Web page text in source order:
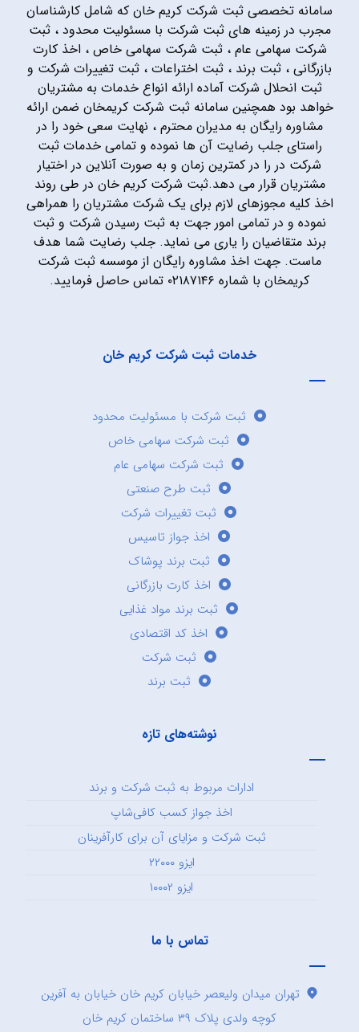
سامانه تخصصی ثبت شرکت کریم خان که شامل کارشناسان
مجرب در زمینه های ثبت شرکت با مسئولیت محدود ، ثبت
شرکت سهامی عام ، ثبت شرکت سهامی خاص ، اخذ کارت
بازرگانی ، ثبت برند ، ثبت اختراعات ، ثبت تغییرات شرکت و
ثبت انحلال شرکت آماده ارائه انواع خدمات به مشتریان
خواهد بود همچنین سامانه ثبت شرکت کریمخان ضمن ارائه
مشاوره رایگان به مدیران محترم ، نهایت سعی خود را در
راستای جلب رضایت آن ها نموده و تمامی خدمات ثبت
شرکت در را در کمترین زمان و به صورت آنلاین در اختیار
مشتریان قرار می دهد.ثبت شرکت کریم خان در طی روند
اخذ کلیه مجوزهای لازم برای یک شرکت مشتریان را همراهی
نموده و در تمامی امور جهت به ثبت رسیدن شرکت و ثبت
برند متقاضیان را یاری می نماید. جلب رضایت شما هدف
ماست. جهت اخذ مشاوره رایگان از موسسه ثبت شرکت
کریمخان با شماره ۰۲۱۸۷۱۴۶ تماس حاصل فرمایید.
خدمات ثبت شرکت کریم خان
ثبت شرکت با مسئولیت محدود
ثبت شرکت سهامی خاص
ثبت شرکت سهامی عام
ثبت طرح صنعتی
ثبت تغییرات شرکت
اخذ جواز تاسیس
ثبت برند پوشاک
اخذ کارت بازرگانی
ثبت برند مواد غذایی
اخذ کد اقتصادی
ثبت شرکت
ثبت برند
نوشته‌های تازه
ادارات مربوط به ثبت شرکت و برند
اخذ جواز کسب کافی‌شاپ
ثبت شرکت و مزایای آن برای کارآفرینان
ایزو ۲۲۰۰۰
ایزو ۱۰۰۰۲
تماس با ما
تهران میدان ولیعصر خیابان کریم خان خیابان به آفرین
کوچه ولدی پلاک ۳۹ ساختمان کریم خان